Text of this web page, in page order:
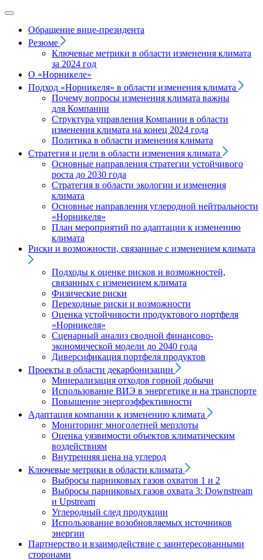
Обращение вице‑президента
Резюме
Ключевые метрики в области изменения климата
за 2024 год
О «Норникеле»
Подход «Норникеля» в области изменения климата
Почему вопросы изменения климата важны
для Компании
Структура управления Компании в области
изменения климата на конец 2024 года
Политика в области изменения климата
Стратегия и цели в области изменения климата
Основные направления стратегии устойчивого
роста до 2030 года
Стратегия в области экологии и изменения
климата
Основные направления углеродной нейтральности
«Норникеля»
План мероприятий по адаптации к изменению
климата
Риски и возможности, связанные с изменением климата
Подходы к оценке рисков и возможностей,
связанных с изменением климата
Физические риски
Переходные риски и возможности
Оценка устойчивости продуктового портфеля
«Норникеля»
Сценарный анализ сводной финансово-
экономической модели до 2040 года
Диверсификация портфеля продуктов
Проекты в области декарбонизации
Минерализация отходов горной добычи
Использование ВИЭ в энергетике и на транспорте
Повышение энергоэффективности
Адаптация компании к изменению климата
Мониторинг многолетней мерзлоты
Оценка уязвимости объектов климатическим
воздействиям
Внутренняя цена на углерод
Ключевые метрики в области климата
Выбросы парниковых газов охватов 1 и 2
Выбросы парниковых газов охвата 3: Downstream
и Upstream
Углеродный след продукции
Использование возобновляемых источников
энергии
Партнерство и взаимодействие с заинтересованными
сторонами